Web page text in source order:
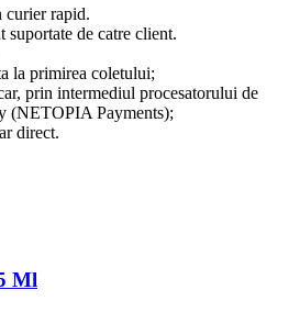
curier rapid.
de catre client.
la primirea coletului;
prin intermediul procesatorului de
(NETOPIA Payments);
direct.
Ml